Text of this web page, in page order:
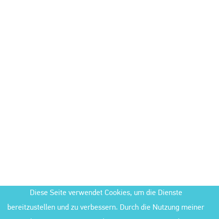
Diese Seite verwendet Cookies, um die Dienste
bereitzustellen und zu verbessern. Durch die Nutzung meiner